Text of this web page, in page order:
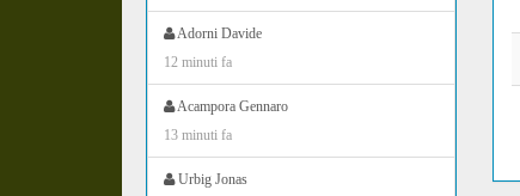
Adorni Davide
12 minuti fa
Acampora Gennaro
13 minuti fa
Urbig Jonas